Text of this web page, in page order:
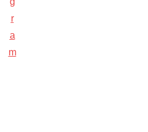
r
a
m